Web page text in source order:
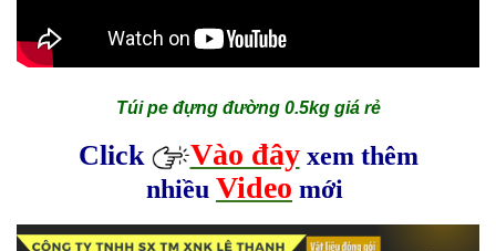
Túi pe đựng đường 0.5kg giá rẻ
Click Vào đâyxem thêm
nhiều Video mới